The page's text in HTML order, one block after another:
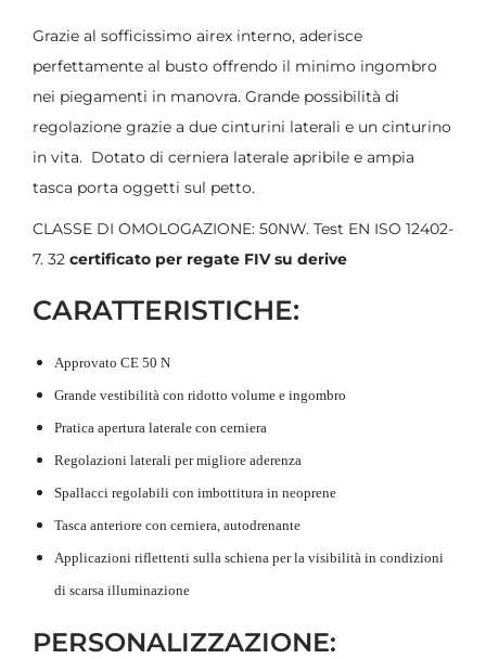
Grazie al sofficissimo airex interno, aderisce
perfettamente al busto offrendo il minimo ingombro
nei piegamenti in manovra. Grande possibilità di
regolazione grazie a due cinturini laterali e un cinturino
in vita. Dotato di cerniera laterale apribile e ampia
tasca porta oggetti sul petto.
CLASSE DI OMOLOGAZIONE: 50NW. Test EN ISO 12402-
7. 32 certificato per regate FIV su derive
CARATTERISTICHE:
Approvato CE 50 N
Grande vestibilità con ridotto volume e ingombro
Pratica apertura laterale con cerniera
Regolazioni laterali per migliore aderenza
Spallacci regolabili con imbottitura in neoprene
Tasca anteriore con cerniera, autodrenante
Applicazioni riflettenti sulla schiena per la visibilità in condizioni
di scarsa illuminazione
PERSONALIZZAZIONE: